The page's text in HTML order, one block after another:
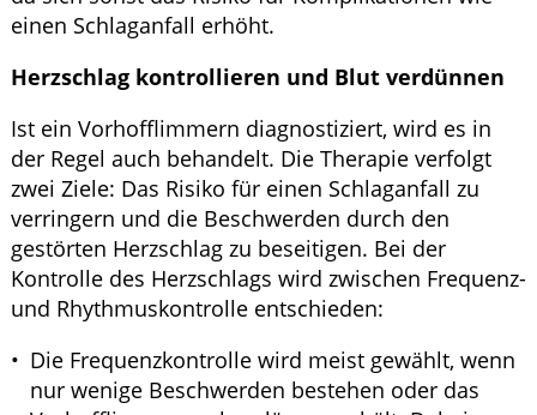
einen Schlaganfall erhöht.
Herzschlag kontrollieren und Blut verdünnen
Ist ein Vorhofflimmern diagnostiziert, wird es in
der Regel auch behandelt. Die Therapie verfolgt
zwei Ziele: Das Risiko für einen Schlaganfall zu
verringern und die Beschwerden durch den
gestörten Herzschlag zu beseitigen. Bei der
Kontrolle des Herzschlags wird zwischen Frequenz-
und Rhythmuskontrolle entschieden:
Die Frequenzkontrolle wird meist gewählt, wenn
nur wenige Beschwerden bestehen oder das